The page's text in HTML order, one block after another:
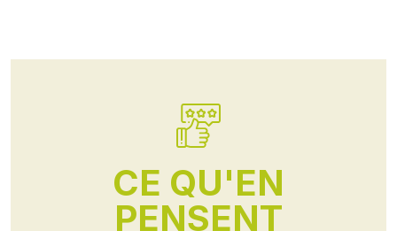
CE QU'EN
PENSENT